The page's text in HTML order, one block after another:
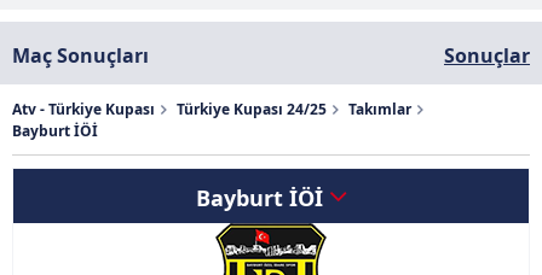
Maç Sonuçları Sonuçlar
Atv - Türkiye Kupası Türkiye Kupası 24/25
Takımlar
Bayburt İÖİ
Bayburt İÖİ